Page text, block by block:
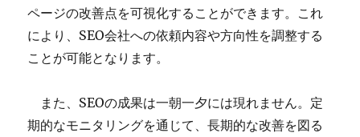
ページの改善点を可視化することができます。これ
により、SEO会社への依頼内容や方向性を調整する
ことが可能となります。
また、SEOの成果は一朝一夕には現れません。定
期的なモニタリングを通じて、長期的な改善を図る